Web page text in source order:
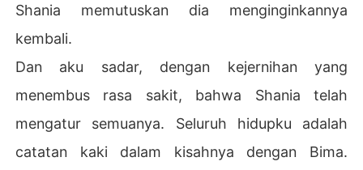
Shania memutuskan dia menginginkannya
kembali.
Dan aku sadar, dengan kejernihan yang
menembus rasa sakit, bahwa Shania telah
mengatur semuanya. Seluruh hidupku adalah
catatan kaki dalam kisahnya dengan Bima.